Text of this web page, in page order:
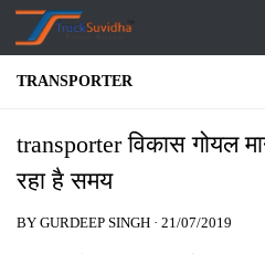
Skip to content
TRANSPORTER
transporter विकास गोयल
रहा है समय
BY GURDEEP SINGH · 21/07/2019